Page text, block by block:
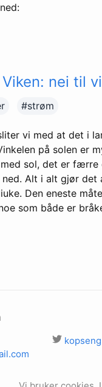
nei til
#strøm
vi med at det i
på solen er
sol, det er færre
Alt i alt gjør
Den eneste
som både er
kopseng